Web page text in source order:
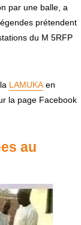
par une balle, a
prétendent
du M 5RFP
LAMUKAen
la page Facebook
au